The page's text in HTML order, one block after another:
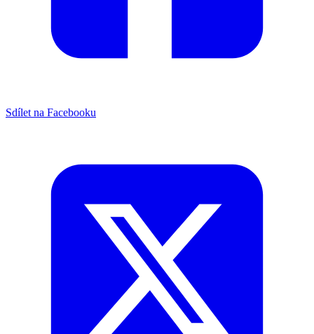
Sdílet na Facebooku